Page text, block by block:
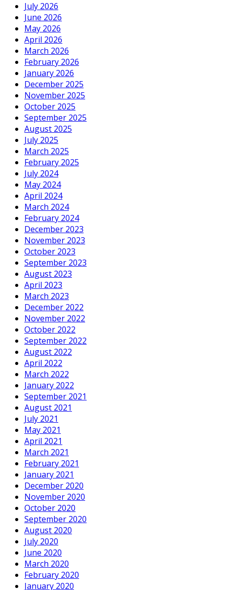
July 2026
June 2026
May 2026
April 2026
March 2026
February 2026
January 2026
December 2025
November 2025
October 2025
September 2025
August 2025
July 2025
March 2025
February 2025
July 2024
May 2024
April 2024
March 2024
February 2024
December 2023
November 2023
October 2023
September 2023
August 2023
April 2023
March 2023
December 2022
November 2022
October 2022
September 2022
August 2022
April 2022
March 2022
January 2022
September 2021
August 2021
July 2021
May 2021
April 2021
March 2021
February 2021
January 2021
December 2020
November 2020
October 2020
September 2020
August 2020
July 2020
June 2020
March 2020
February 2020
January 2020